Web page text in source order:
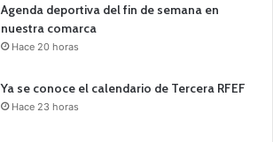
Agenda deportiva del fin de semana en
nuestra comarca
Hace 20 horas
Ya se conoce el calendario de Tercera RFEF
Hace 23 horas